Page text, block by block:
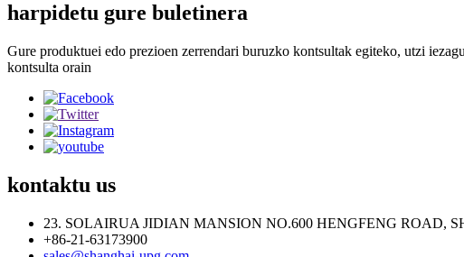
harpidetu gure buletinera
Gure produktuei edo prezioen zerrendari buruzko kontsultak egiteko, utzi
kontsulta orain
kontaktu us
23. SOLAIRUA JIDIAN MANSION NO.600 HENGFENG ROAD,
+86-21-63173900